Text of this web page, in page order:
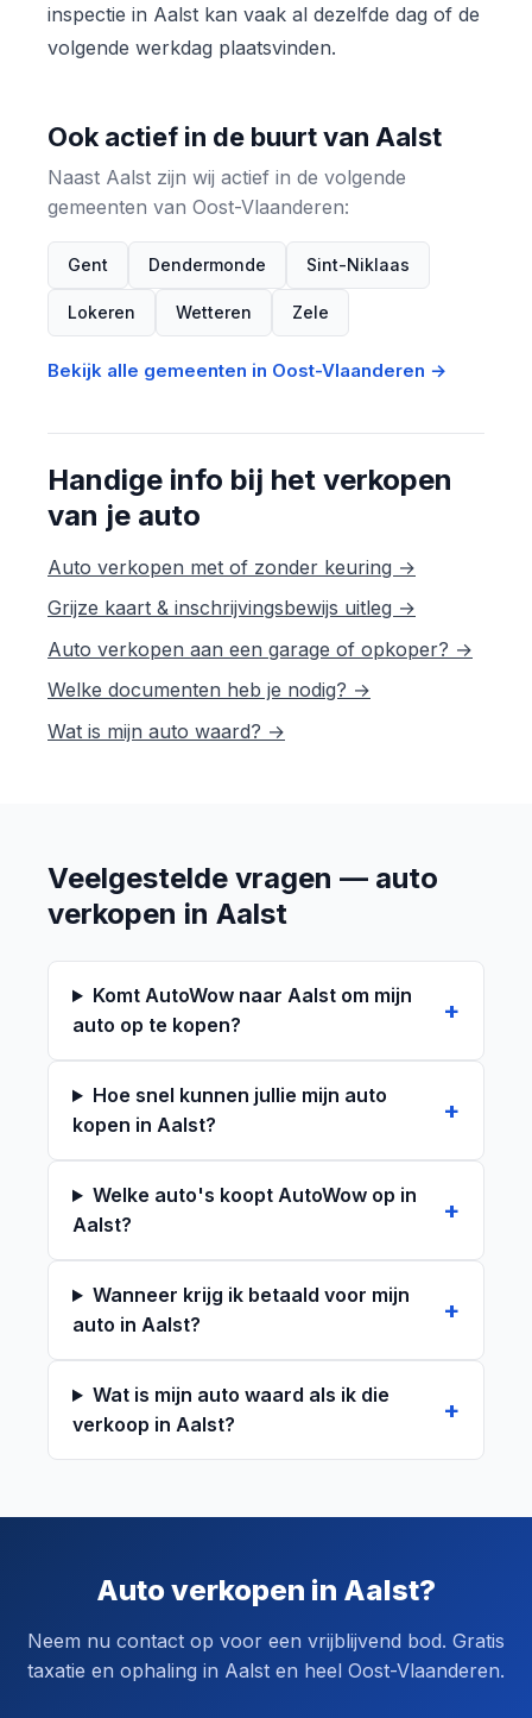
inspectie in Aalst kan vaak al dezelfde dag of de
volgende werkdag plaatsvinden.
Ook actief in de buurt van Aalst
Naast Aalst zijn wij actief in de volgende
gemeenten van Oost-Vlaanderen:
Gent Dendermonde Sint-Niklaas
Lokeren Wetteren Zele
Bekijk alle gemeenten in Oost-Vlaanderen →
Handige info bij het verkopen
van je auto
Auto verkopen met of zonder keuring →
Grijze kaart & inschrijvingsbewijs uitleg →
Auto verkopen aan een garage of opkoper? →
Welke documenten heb je nodig? →
Wat is mijn auto waard? →
Veelgestelde vragen — auto
verkopen in Aalst
Komt AutoWow naar Aalst om mijn
auto op te kopen?
Hoe snel kunnen jullie mijn auto
kopen in Aalst?
Welke auto's koopt AutoWow op in
Aalst?
Wanneer krijg ik betaald voor mijn
auto in Aalst?
Wat is mijn auto waard als ik die
verkoop in Aalst?
Auto verkopen in Aalst?
Neem nu contact op voor een vrijblijvend bod. Gratis
taxatie en ophaling in Aalst en heel Oost-Vlaanderen.